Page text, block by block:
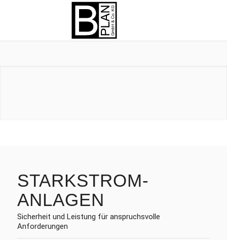
STARKSTROM­
ANLAGEN
Sicherheit und Leistung für anspruchsvolle
Anforderungen